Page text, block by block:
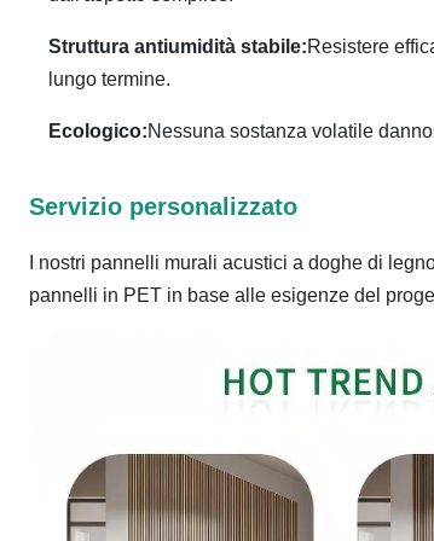
Struttura antiumidità stabile:Resistere
lungo termine.
Ecologico:Nessuna sostanza volatile
Servizio personalizzato
I nostri pannelli murali acustici a doghe di
pannelli in PET in base alle esigenze del